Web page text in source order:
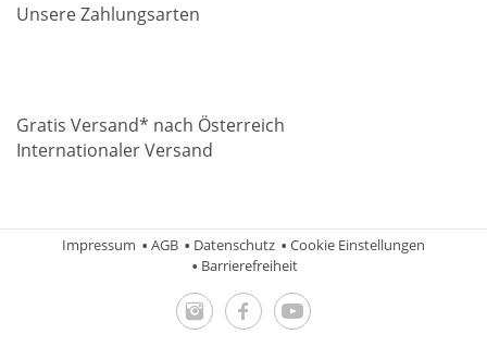
Unsere Zahlungsarten
Gratis Versand* nach Österreich
Internationaler Versand
Impressum AGB Datenschutz
Cookie Einstellungen
Barrierefreiheit